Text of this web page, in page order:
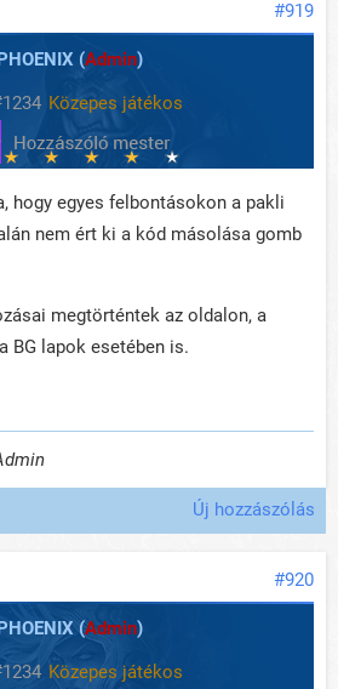
#919
(Admin)
Közepes játékos
hogy egyes felbontásokon a pakli
nem ért ki a kód másolása gomb
megtörténtek az oldalon, a
BG lapok esetében is.
Új hozzászólás
#920
(Admin)
Közepes játékos